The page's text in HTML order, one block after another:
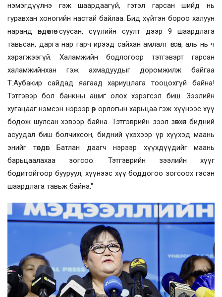
нэмэгдүүлнэ гэж шаардаагүй, гэтэл гарсан шийд нь
гуравхан хоногийн настай байлаа. Бид хүйтэн бороо халуун
наранд өвдөтлөө суусан, сүүлийн суулт дээр 9 шаардлага
тавьсан, дарга нар гарч ирээд сайхан амлалт өгсөн, аль нь ч
хэрэгжээгүй. Халамжийн бодлогоор тэтгэвэрт гарсан
халамжийнхан гэж ахмадуудыг доромжилж байгаа
Т.Аубакир сайдад яагаад хариуцлага тооцохгүй байна!
Тэтгэвэр бол банкны ашиг олох хэрэгсэл биш. Зээлийн
хугацааг нэмсэн нэрээр өр орлогын харьцаа гэж хүүнээс хүү
бодож шулсан хэвээр байна. Тэтгэврийн зээл зөвхөн бидний
асуудал биш болчихсон, бидний үхэхээр үр хүүхэд маань
энийг төлдөг. Батлан даагч нэрээр хүүхдүүдийг маань
барьцаалахаа зогсоо. Тэтгэврийн зээлийн хүүг
бодитойгоор бууруул, хүүнээс хүү боддогоо зогсоох гэсэн
шаардлага тавьж байна."